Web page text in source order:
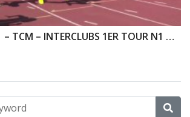
100M – FINALE 1 – TCM – INTERCLUBS 1ER TOUR N1 N2 – 06/05/2018 – ANTONY